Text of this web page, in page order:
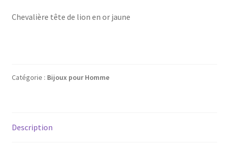
Chevalière tête de lion en or jaune
Catégorie : Bijoux pour Homme
Description